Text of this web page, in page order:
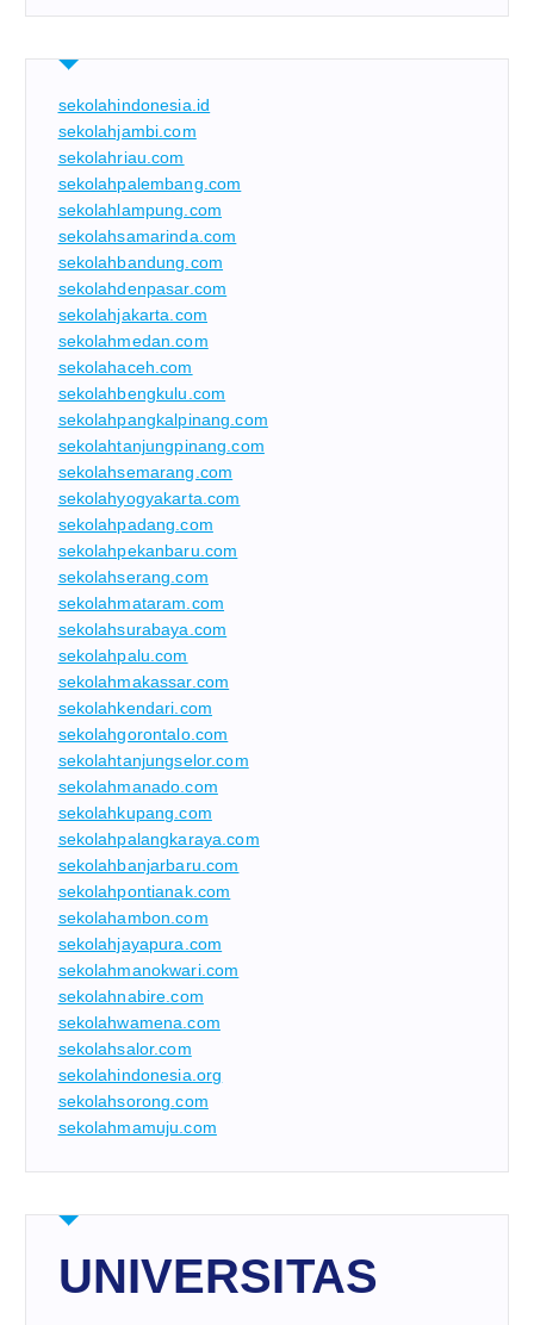
sekolahindonesia.id
sekolahjambi.com
sekolahriau.com
sekolahpalembang.com
sekolahlampung.com
sekolahsamarinda.com
sekolahbandung.com
sekolahdenpasar.com
sekolahjakarta.com
sekolahmedan.com
sekolahaceh.com
sekolahbengkulu.com
sekolahpangkalpinang.com
sekolahtanjungpinang.com
sekolahsemarang.com
sekolahyogyakarta.com
sekolahpadang.com
sekolahpekanbaru.com
sekolahserang.com
sekolahmataram.com
sekolahsurabaya.com
sekolahpalu.com
sekolahmakassar.com
sekolahkendari.com
sekolahgorontalo.com
sekolahtanjungselor.com
sekolahmanado.com
sekolahkupang.com
sekolahpalangkaraya.com
sekolahbanjarbaru.com
sekolahpontianak.com
sekolahambon.com
sekolahjayapura.com
sekolahmanokwari.com
sekolahnabire.com
sekolahwamena.com
sekolahsalor.com
sekolahindonesia.org
sekolahsorong.com
sekolahmamuju.com
UNIVERSITAS